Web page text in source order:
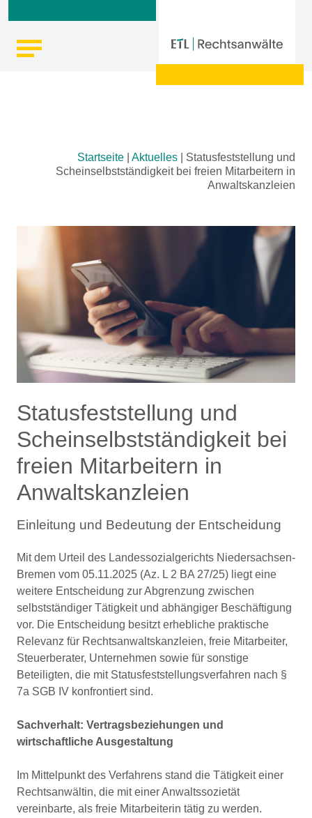
Startseite Aktuelles
Statusfeststellung und
Scheinselbstständigkeit bei freien Mitarbeitern in
Anwaltskanzleien
Statusfeststellung und
Scheinselbstständigkeit bei
freien Mitarbeitern in
Anwaltskanzleien
Einleitung und Bedeutung der Entscheidung
Mit dem Urteil des Landessozialgerichts Niedersachsen-
Bremen vom 05.11.2025 (Az. L 2 BA 27/25) liegt eine
weitere Entscheidung zur Abgrenzung zwischen
selbstständiger Tätigkeit und abhängiger Beschäftigung
vor. Die Entscheidung besitzt erhebliche praktische
Relevanz für Rechtsanwaltskanzleien, freie Mitarbeiter,
Steuerberater, Unternehmen sowie für sonstige
Beteiligten, die mit Statusfeststellungsverfahren nach §
7a SGB IV konfrontiert sind.
Sachverhalt: Vertragsbeziehungen und
wirtschaftliche Ausgestaltung
Im Mittelpunkt des Verfahrens stand die Tätigkeit einer
Rechtsanwältin, die mit einer Anwaltssozietät
vereinbarte, als freie Mitarbeiterin tätig zu werden.